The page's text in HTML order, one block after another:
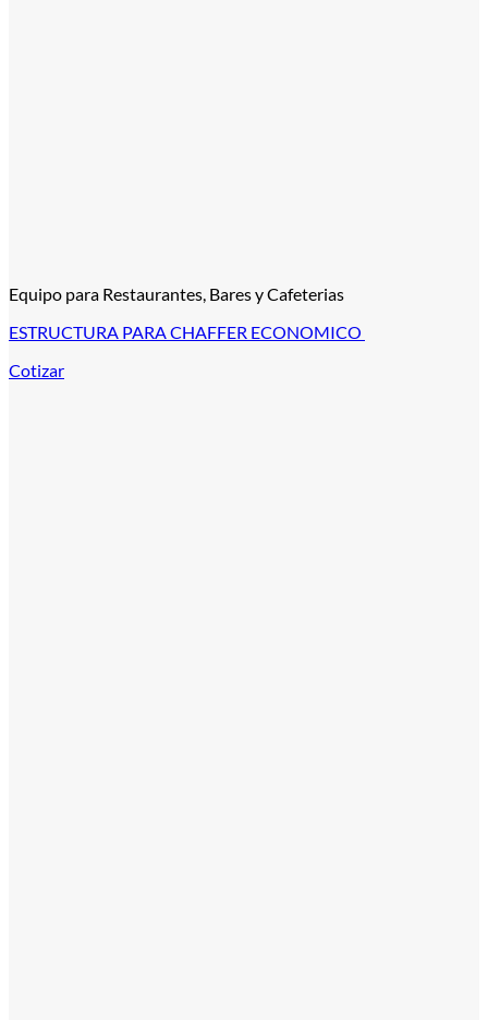
Equipo para Restaurantes, Bares y Cafeterias
ESTRUCTURA PARA CHAFFER ECONOMICO
Cotizar